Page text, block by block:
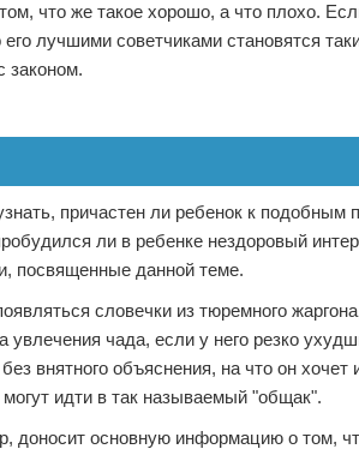
что же такое хорошо, а что плохо.
лучшими советчиками становятся
законом.
причастен ли ребенок к подобным
ли в ребенке нездоровый
посвященные данной теме.
словечки из тюремного
увлечения чада, если у него резко
внятного объяснения, на что он хочет
идти в так называемый "общак".
доносит основную информацию о том,